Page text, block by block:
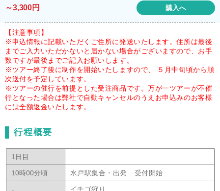
～3,300円 購入へ
【注意事項】
※申込情報に記載いただくご住所に発送いたします。住所は最後
までご入力いただかないと届かない場合がございますので、お手
数ですが最後までご記入お願いします。
※ツアー終了後に制作を開始いたしますので、 ５月中旬頃から順
次送付を予定しています。
※ツアーの催行を前提とした受注商品です。万が一ツアーが不催
行となった場合は弊社で自動キャンセルのうえお申込みのお客様
には全額返金いたします。
行程概要
1日目
10時00分頃 水戸駅集合・出発 受付開始
↓ イチゴ狩り